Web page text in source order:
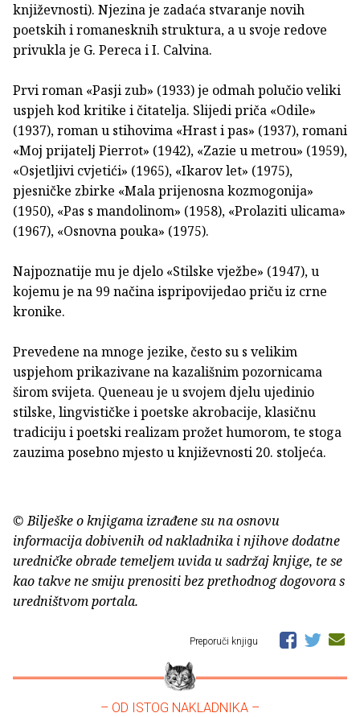
književnosti). Njezina je zadaća stvaranje novih
poetskih i romanesknih struktura, a u svoje redove
privukla je G. Pereca i I. Calvina.
Prvi roman «Pasji zub» (1933) je odmah polučio veliki
uspjeh kod kritike i čitatelja. Slijedi priča «Odile»
(1937), roman u stihovima «Hrast i pas» (1937), romani
«Moj prijatelj Pierrot» (1942), «Zazie u metrou» (1959),
«Osjetljivi cvjetići» (1965), «Ikarov let» (1975),
pjesničke zbirke «Mala prijenosna kozmogonija»
(1950), «Pas s mandolinom» (1958), «Prolaziti ulicama»
(1967), «Osnovna pouka» (1975).
Najpoznatije mu je djelo «Stilske vježbe» (1947), u
kojemu je na 99 načina ispripovijedao priču iz crne
kronike.
Prevedene na mnoge jezike, često su s velikim
uspjehom prikazivane na kazališnim pozornicama
širom svijeta. Queneau je u svojem djelu ujedinio
stilske, lingvističke i poetske akrobacije, klasičnu
tradiciju i poetski realizam prožet humorom, te stoga
zauzima posebno mjesto u književnosti 20. stoljeća.
© Bilješke o knjigama izrađene su na osnovu
informacija dobivenih od nakladnika i njihove dodatne
uredničke obrade temeljem uvida u sadržaj knjige, te se
kao takve ne smiju prenositi bez prethodnog dogovora s
uredništvom portala.
Preporuči knjigu
– OD ISTOG NAKLADNIKA –